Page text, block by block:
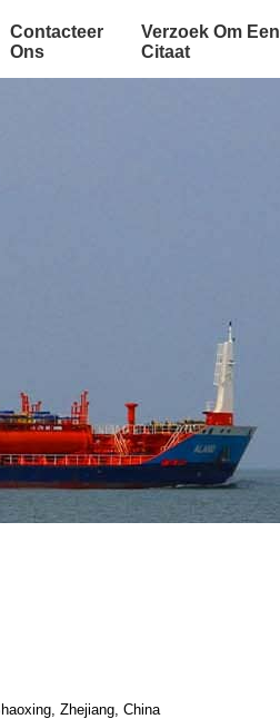
Contacteer
Ons
Verzoek Om Een
Citaat
Zhejiang, China